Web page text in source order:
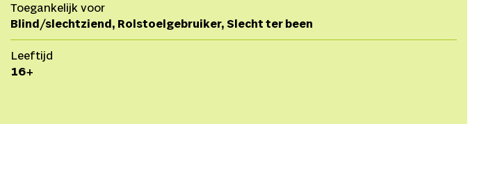
Toegankelijk voor
Blind/slechtziend, Rolstoelgebruiker, Slecht ter been
Leeftijd
16+